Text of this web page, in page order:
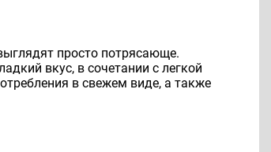
просто потрясающе.
вкус, в сочетании с легкой
в свежем виде, а также